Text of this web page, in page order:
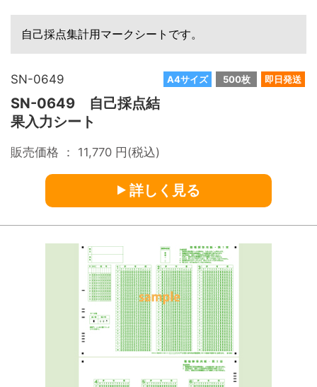
自己採点集計用マークシートです。
A4サイズ 500枚 即日発送
SN-0649
SN-0649 自己採点結
果入力シート
販売価格 ： 11,770 円(税込)
詳しく見る